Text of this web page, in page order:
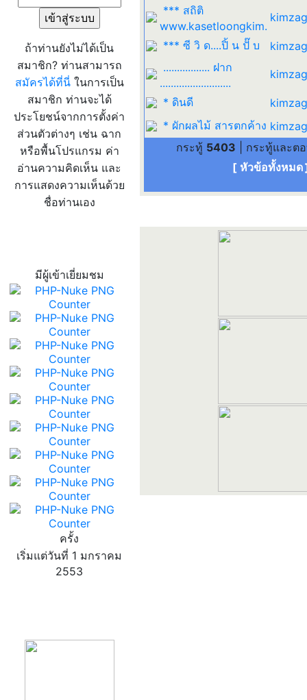
ถ้าท่านยังไม่ได้เป็น
สมาชิก? ท่านสามารถ
สมัครได้ที่นี่ในการเป็น
สมาชิก ท่านจะได้
ประโยชน์จากการตั้งค่า
ส่วนตัวต่างๆ เช่น ฉาก
หรือพื้นโปรแกรม ค่า
อ่านความคิดเห็น และ
การแสดงความเห็นด้วย
ชื่อท่านเอง
มีผู้เข้าเยี่ยมชม
ครั้ง
เริ่มแต่วันที่ 1 มกราคม
2553
*** สถิติ
www.kasetloongkim.
*** ซี วิ ด....ปิ้ น ปั๊ บ
................. ฝาก
..........................
* ดินดี
* ผักผลไม้ สารตกค้าง
กระทู้ 5403 | กระทู้และต
[ หัวข้อทั้งหมด